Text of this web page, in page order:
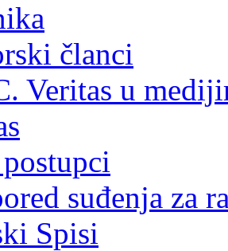
članci
Veritas u
suđenja za
Spisi